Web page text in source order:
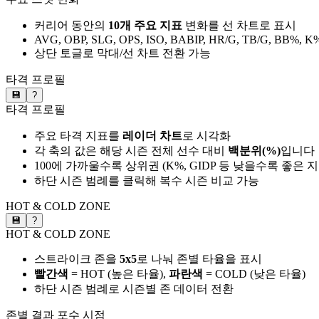
커리어 동안의 10개 주요 지표 변화를 선 차트로 표시
AVG, OBP, SLG, OPS, ISO, BABIP, HR/G, TB/G, BB%,
상단 토글로 막대/선 차트 전환 가능
타격 프로필
💾 ?
타격 프로필
주요 타격 지표를 레이더 차트로 시각화
각 축의 값은 해당 시즌 전체 선수 대비 백분위(%)입니다
100에 가까울수록 상위권 (K%, GIDP 등 낮을수록 좋은
하단 시즌 범례를 클릭해 복수 시즌 비교 가능
HOT & COLD ZONE
💾 ?
HOT & COLD ZONE
스트라이크 존을 5x5로 나눠 존별 타율을 표시
빨간색 = HOT (높은 타율), 파란색 = COLD (낮은 타율)
하단 시즌 범례로 시즌별 존 데이터 전환
존별 결과 포수 시점